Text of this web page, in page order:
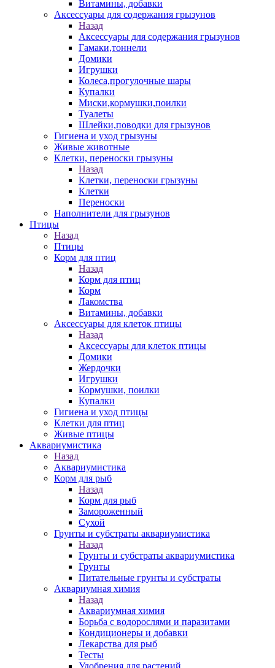
Витамины, добавки
Аксессуары для содержания грызунов
Назад
Аксессуары для содержания грызунов
Гамаки,тоннели
Домики
Игрушки
Колеса,прогулочные шары
Купалки
Миски,кормушки,поилки
Туалеты
Шлейки,поводки для грызунов
Гигиена и уход грызуны
Живые животные
Клетки, переноски грызуны
Назад
Клетки, переноски грызуны
Клетки
Переноски
Наполнители для грызунов
Птицы
Назад
Птицы
Корм для птиц
Назад
Корм для птиц
Корм
Лакомства
Витамины, добавки
Аксессуары для клеток птицы
Назад
Аксессуары для клеток птицы
Домики
Жердочки
Игрушки
Кормушки, поилки
Купалки
Гигиена и уход птицы
Клетки для птиц
Живые птицы
Аквариумистика
Назад
Аквариумистика
Корм для рыб
Назад
Корм для рыб
Замороженный
Сухой
Грунты и субстраты аквариумистика
Назад
Грунты и субстраты аквариумистика
Грунты
Питательные грунты и субстраты
Аквариумная химия
Назад
Аквариумная химия
Борьба с водорослями и паразитами
Кондиционеры и добавки
Лекарства для рыб
Тесты
Удобрения для растений